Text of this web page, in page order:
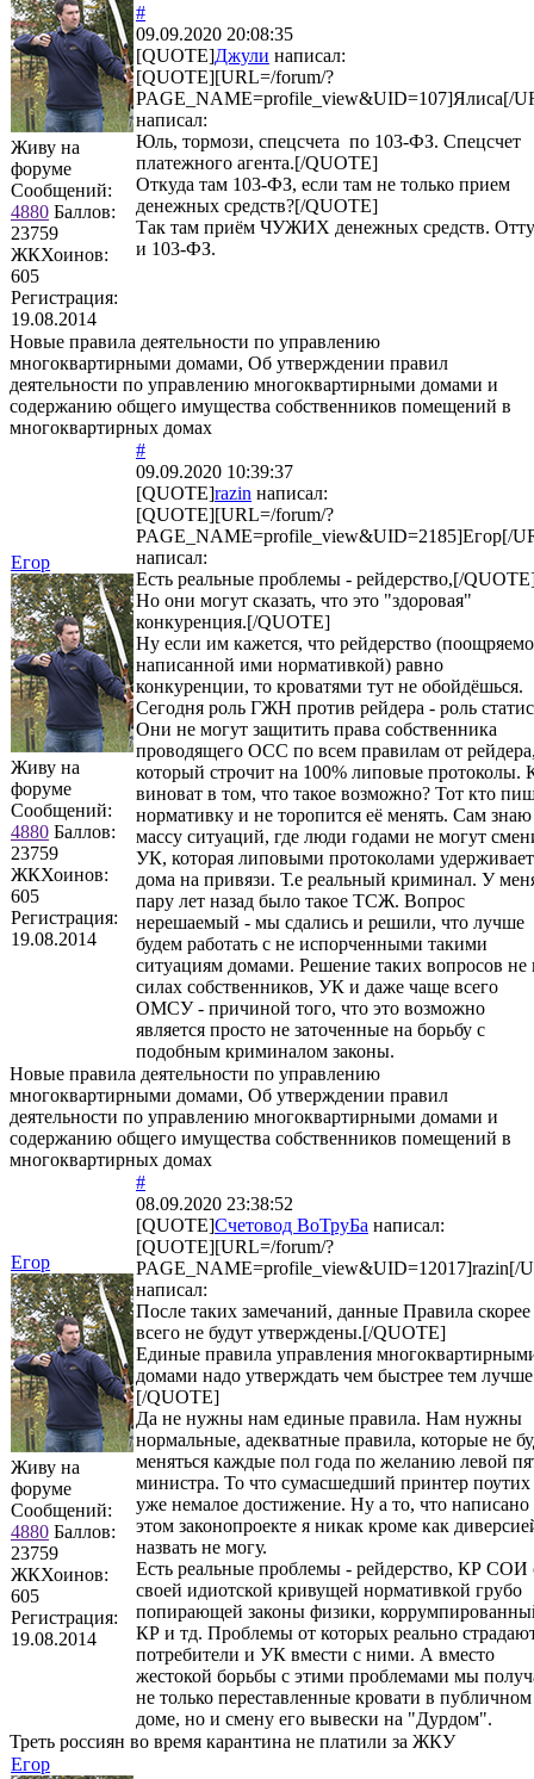
Живу на
форуме
Сообщений:
4880 Баллов:
23759
ЖКХоинов:
605
Регистрация:
19.08.2014
#
09.09.2020 20:08:35
[QUOTE]Джули написал:
[QUOTE][URL=/forum/?
PAGE_NAME=profile_view&UID=107]Ялиса[/
написал:
Юль, тормози, спецсчета по 103-ФЗ. Спецсчет
платежного агента.[/QUOTE]
Откуда там 103-ФЗ, если там не только прием
денежных средств?[/QUOTE]
Так там приём ЧУЖИХ денежных средств.
и 103-ФЗ.
Новые правила деятельности по управлению
многоквартирными домами, Об утверждении правил
деятельности по управлению многоквартирными домами и
содержанию общего имущества собственников помещений в
многоквартирных домах
Егор
Живу на
форуме
Сообщений:
4880 Баллов:
23759
ЖКХоинов:
605
Регистрация:
19.08.2014
#
09.09.2020 10:39:37
[QUOTE]razin написал:
[QUOTE][URL=/forum/?
PAGE_NAME=profile_view&UID=2185]Егор[/
написал:
Есть реальные проблемы - рейдерство,[/
Но они могут сказать, что это "здоровая"
конкуренция.[/QUOTE]
Ну если им кажется, что рейдерство
написанной ими нормативкой) равно
конкуренции, то кроватями тут не обойдёшься.
Сегодня роль ГЖН против рейдера - роль
Они не могут защитить права собственника
проводящего ОСС по всем правилам от
который строчит на 100% липовые протоколы.
виноват в том, что такое возможно? Тот кто
нормативку и не торопится её менять. Сам знаю
массу ситуаций, где люди годами не могут
УК, которая липовыми протоколами удерживает
дома на привязи. Т.е реальный криминал. У
пару лет назад было такое ТСЖ. Вопрос
нерешаемый - мы сдались и решили, что лучше
будем работать с не испорченными такими
ситуациям домами. Решение таких вопросов не
силах собственников, УК и даже чаще всего
ОМСУ - причиной того, что это возможно
является просто не заточенные на борьбу с
подобным криминалом законы.
Новые правила деятельности по управлению
многоквартирными домами, Об утверждении правил
деятельности по управлению многоквартирными домами и
содержанию общего имущества собственников помещений в
многоквартирных домах
Егор
Живу на
форуме
Сообщений:
4880 Баллов:
23759
ЖКХоинов:
605
Регистрация:
19.08.2014
#
08.09.2020 23:38:52
[QUOTE]Счетовод ВоТруБа написал:
[QUOTE][URL=/forum/?
PAGE_NAME=profile_view&UID=12017]razin[/
написал:
После таких замечаний, данные Правила скорее
всего не будут утверждены.[/QUOTE]
Единые правила управления
домами надо утверждать чем быстрее тем
[/QUOTE]
Да не нужны нам единые правила. Нам нужны
нормальные, адекватные правила, которые не
меняться каждые пол года по желанию левой
министра. То что сумасшедший принтер поутих
уже немалое достижение. Ну а то, что написано
этом законопроекте я никак кроме как
назвать не могу.
Есть реальные проблемы - рейдерство, КР СОИ
своей идиотской кривущей нормативкой грубо
попирающей законы физики,
КР и тд. Проблемы от которых реально
потребители и УК вмести с ними. А вместо
жестокой борьбы с этими проблемами мы
не только переставленные кровати в публичном
доме, но и смену его вывески на "Дурдом".
Треть россиян во время карантина не платили за ЖКУ
Егор